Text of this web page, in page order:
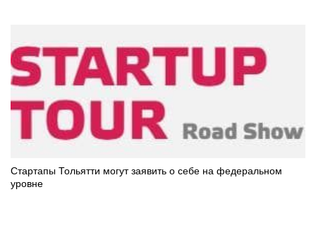
Стартапы Тольятти могут заявить о себе на федеральном
уровне